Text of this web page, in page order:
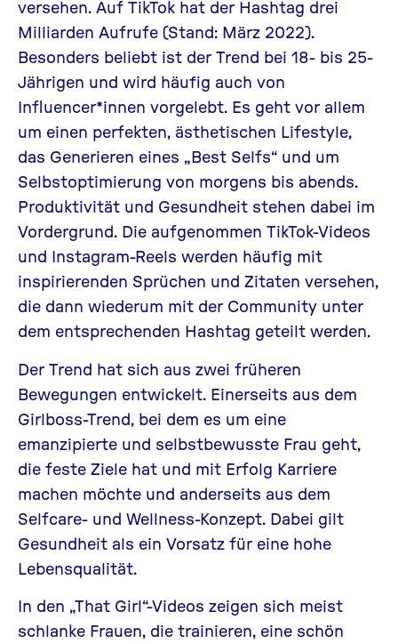
versehen. Auf TikTok hat der Hashtag drei
Milliarden Aufrufe (Stand: März 2022).
Besonders beliebt ist der Trend bei 18- bis 25-
Jährigen und wird häufig auch von
Influencer*innen vorgelebt. Es geht vor allem
um einen perfekten, ästhetischen Lifestyle,
das Generieren eines „Best Selfs“ und um
Selbstoptimierung von morgens bis abends.
Produktivität und Gesundheit stehen dabei im
Vordergrund. Die aufgenommen TikTok-Videos
und Instagram-Reels werden häufig mit
inspirierenden Sprüchen und Zitaten versehen,
die dann wiederum mit der Community unter
dem entsprechenden Hashtag geteilt werden.
Der Trend hat sich aus zwei früheren
Bewegungen entwickelt. Einerseits aus dem
Girlboss-Trend, bei dem es um eine
emanzipierte und selbstbewusste Frau geht,
die feste Ziele hat und mit Erfolg Karriere
machen möchte und anderseits aus dem
Selfcare- und Wellness-Konzept. Dabei gilt
Gesundheit als ein Vorsatz für eine hohe
Lebensqualität.
In den „That Girl“-Videos zeigen sich meist
schlanke Frauen, die trainieren, eine schön